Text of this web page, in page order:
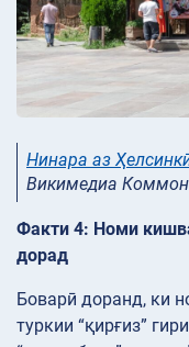
Нинара аз
Викимедиа
Факти 4: Номи
дорад
Боварӣ доранд, ки
туркии “қирғиз”